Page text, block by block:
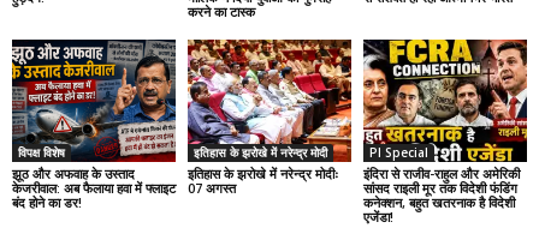
करने का टास्क
विपक्ष विशेष
झूठ और अफवाह के उस्ताद
केजरीवाल: अब फैलाया हवा में फ्लाइट
बंद होने का डर!
इतिहास के झरोखे में नरेन्द्र मोदी
इतिहास के झरोखे में नरेन्द्र मोदीः
07 अगस्त
PI Special
इंदिरा से राजीव-राहुल और अमेरिकी
सांसद राइली मूर तक विदेशी फंडिंग
कनेक्शन, बहुत खतरनाक है विदेशी
एजेंडा!